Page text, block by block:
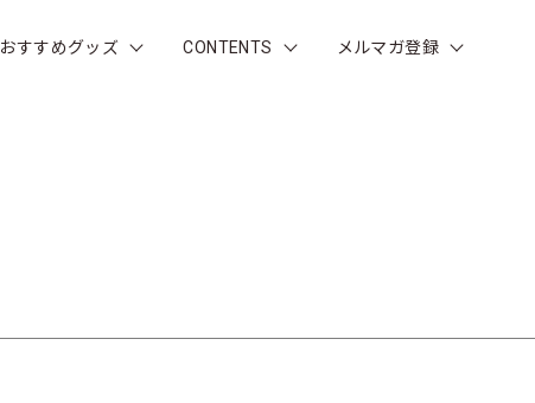
おすすめグッズ CONTENTS メルマガ登録